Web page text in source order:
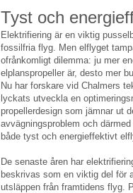
Tyst och
Elektrifiering är en viktig
fossilfria flyg. Men elflyget
ofrånkomligt dilemma: ju mer
elplanspropeller är, desto mer
Nu har forskare vid Chalmers
lyckats utveckla en
propellerdesign som jämnar ut
avvägningsproblem och
både tyst och energieffektivt
De senaste åren har
beskrivas som en viktig del för
utsläppen från framtidens flyg.